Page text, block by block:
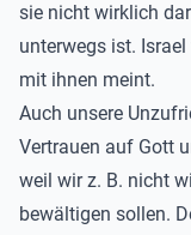
sie nicht wirklich
unterwegs ist.
mit ihnen meint.
Auch unsere
Vertrauen auf Gott
weil wir z. B. nicht
bewältigen sollen.